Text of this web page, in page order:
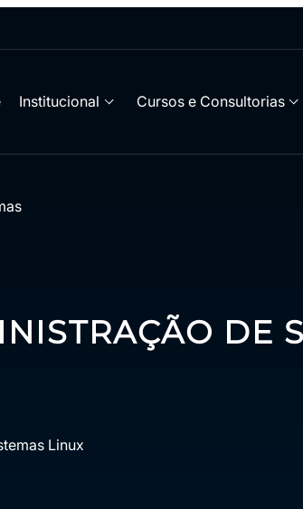
Institucional Cursos e Consultorias
DE
Linux